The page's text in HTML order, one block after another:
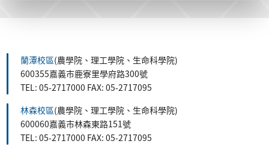
蘭潭校區(農學院、理工學院、生命科學院)
600355嘉義市鹿寮里學府路300號
TEL: 05-2717000 FAX: 05-2717095
林森校區(農學院、理工學院、生命科學院)
600060嘉義市林森東路151號
TEL: 05-2717000 FAX: 05-2717095